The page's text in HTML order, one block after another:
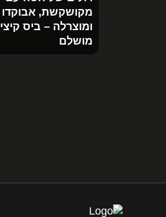
מקושקשת, אבוקדו
ומוצרלה – ביס קיצי
מושלם